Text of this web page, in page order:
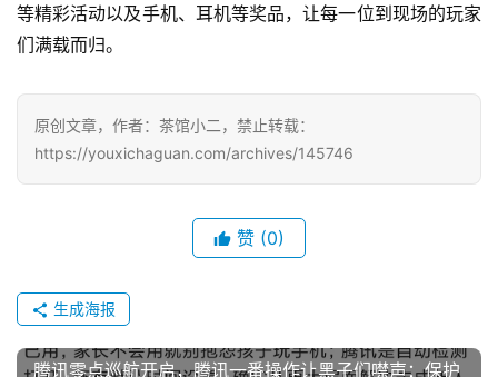
接
会
上
海
文
国
等精彩活动以及手机、耳机等奖品，让每一位到现场的玩家
们满载而归。
原创文章，作者：茶馆小二，禁止转载：
https://youxichaguan.com/archives/145746
赞 (0)
生成海报
腾讯零点巡航开启，腾讯一番操作让黑子们噤声：保护